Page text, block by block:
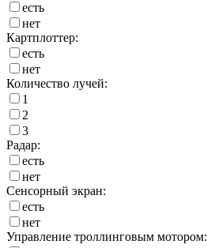
есть
нет
Картплоттер:
есть
нет
Количество лучей:
1
2
3
Радар:
есть
нет
Сенсорный экран:
есть
нет
Управление троллинговым мотором: